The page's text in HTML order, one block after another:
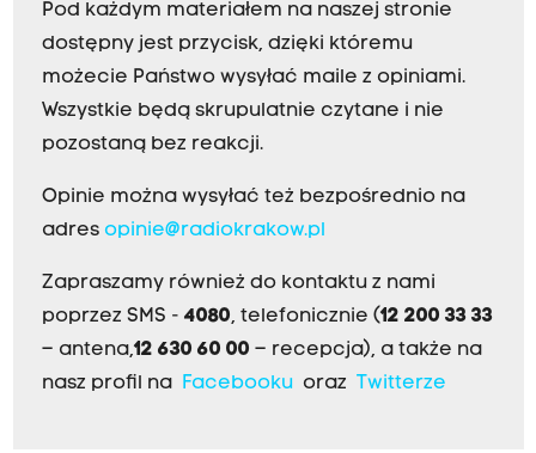
Pod każdym materiałem na naszej stronie
dostępny jest przycisk, dzięki któremu
możecie Państwo wysyłać maile z opiniami.
Wszystkie będą skrupulatnie czytane i nie
pozostaną bez reakcji.
Opinie można wysyłać też bezpośrednio na
adres opinie@radiokrakow.pl
Zapraszamy również do kontaktu z nami
poprzez SMS - 4080, telefonicznie (12 200 33 33
– antena,12 630 60 00 – recepcja), a także na
nasz profil na Facebookuoraz Twitterze